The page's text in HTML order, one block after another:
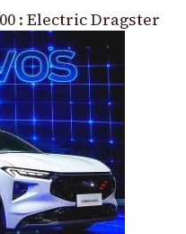
: Electric Dragster